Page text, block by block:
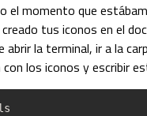
el momento que
tus iconos en el
abrir la terminal, ir a la
los iconos y escribir